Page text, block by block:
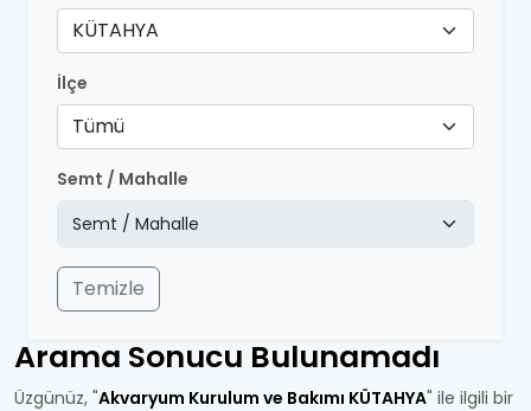
KÜTAHYA
İlçe
Tümü
Semt / Mahalle
Temizle
Arama Sonucu Bulunamadı
Üzgünüz, "Akvaryum Kurulum ve Bakımı KÜTAHYA" ile ilgili bir